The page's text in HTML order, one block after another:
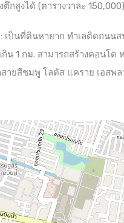
ตึกสูงได้ (ตารางวาละ 150,000)
เป็นที่ดินหายาก ทำเลติดถนน
น 1 กม. สามารถสร้างคอนโ
ายสีชมพู โลตัส แคราย เอสพ